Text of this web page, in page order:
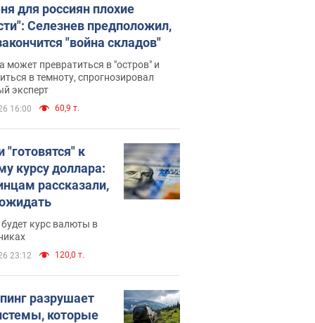
для россиян плохие
Селезнев предположил,
"война складов"
может превратиться в "остров" и
в темноту, спрогнозировал
эксперт
16:00 60,9 т.
"готовятся" к
курсу доллара:
рассказали,
курс валюты в
23:12 120,0 т.
разрушает
которые